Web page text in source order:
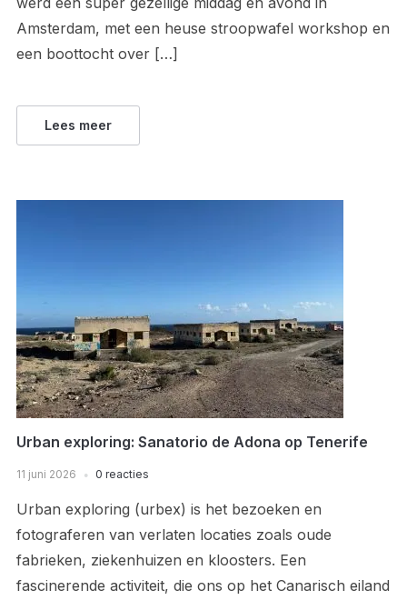
Amsterdam, met een heuse stroopwafel workshop en
een boottocht over […]
Lees meer
Urban exploring: Sanatorio de Adona op Tenerife
11 juni 2026 0 reacties
Urban exploring (urbex) is het bezoeken en
fotograferen van verlaten locaties zoals oude
fabrieken, ziekenhuizen en kloosters. Een
fascinerende activiteit, die ons op het Canarisch eiland